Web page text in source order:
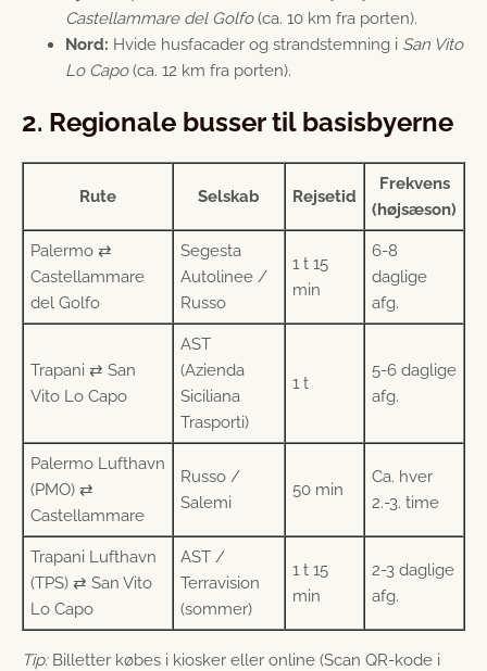
Castellammare del Golfo(ca. 10 km fra porten).
Nord: Hvide husfacader og strandstemning i San Vito
Lo Capo(ca. 12 km fra porten).
2. Regionale busser til basisbyerne
Rute Selskab Rejsetid
Frekvens
(højsæson)
Palermo ⇄
Castellammare
del Golfo
Segesta
Autolinee /
Russo
1 t 15
min
6-8
daglige
afg.
Trapani ⇄ San
Vito Lo Capo
AST
(Azienda
Siciliana
Trasporti)
1 t
5-6 daglige
afg.
Palermo Lufthavn
(PMO) ⇄
Castellammare
Russo /
Salemi
50 min
Ca. hver
2.-3. time
Trapani Lufthavn
(TPS) ⇄ San Vito
Lo Capo
AST /
Terravision
(sommer)
1 t 15
min
2-3 daglige
afg.
Tip:Billetter købes i kiosker eller online (Scan QR-kode i